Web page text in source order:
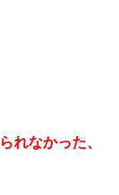
れなかった、